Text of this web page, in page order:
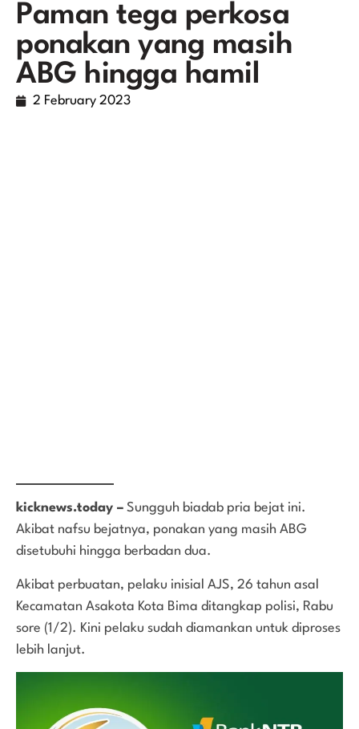
Paman tega perkosa
ponakan yang masih
ABG hingga hamil
2 February 2023
kicknews.today – Sungguh biadab pria bejat ini.
Akibat nafsu bejatnya, ponakan yang masih ABG
disetubuhi hingga berbadan dua.
Akibat perbuatan, pelaku inisial AJS, 26 tahun asal
Kecamatan Asakota Kota Bima ditangkap polisi, Rabu
sore (1/2). Kini pelaku sudah diamankan untuk diproses
lebih lanjut.